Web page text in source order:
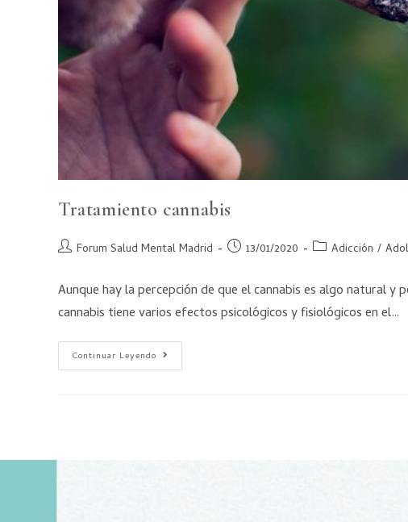
Tratamiento cannabis
Forum Salud Mental Madrid 13/01/2020 Adicción /
Aunque hay la percepción de que el cannabis es algo natural
cannabis tiene varios efectos psicológicos y fisiológicos en el…
Continuar Leyendo